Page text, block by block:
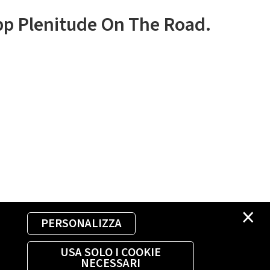
×
PERSONALIZZA
USA SOLO I COOKIE
NECESSARI
Plenitude On The Road.